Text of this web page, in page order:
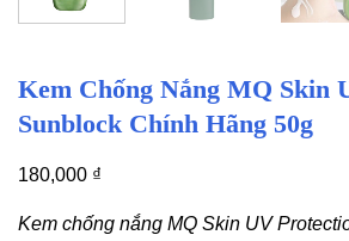
Kem Chống Nắng MQ Skin
Sunblock Chính Hãng 50g
180,000 ₫
Kem chống nắng MQ Skin UV